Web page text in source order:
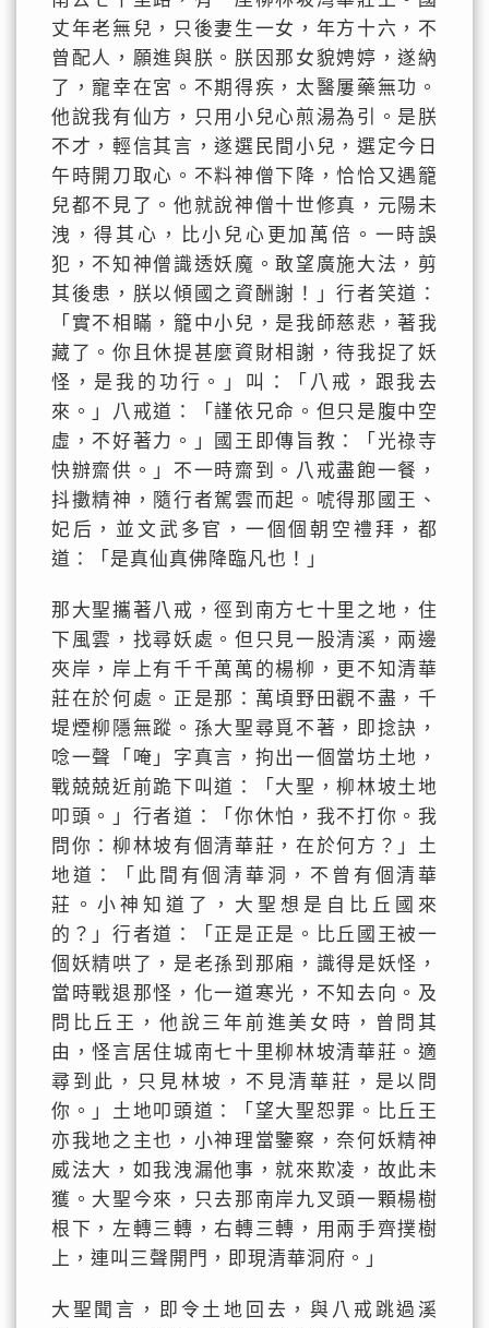
丈年老無兒，只後妻生一女，年方十六，不
曾配人，願進與朕。朕因那女貌娉婷，遂納
了，寵幸在宮。不期得疾，太醫屢藥無功。
他說我有仙方，只用小兒心煎湯為引。是朕
不才，輕信其言，遂選民間小兒，選定今日
午時開刀取心。不料神僧下降，恰恰又遇籠
兒都不見了。他就說神僧十世修真，元陽未
洩，得其心，比小兒心更加萬倍。一時誤
犯，不知神僧識透妖魔。敢望廣施大法，剪
其後患，朕以傾國之資酬謝！」行者笑道：
「實不相瞞，籠中小兒，是我師慈悲，著我
藏了。你且休提甚麼資財相謝，待我捉了妖
怪，是我的功行。」叫：「八戒，跟我去
來。」八戒道：「謹依兄命。但只是腹中空
虛，不好著力。」國王即傳旨教：「光祿寺
快辦齋供。」不一時齋到。八戒盡飽一餐，
抖擻精神，隨行者駕雲而起。唬得那國王、
妃后，並文武多官，一個個朝空禮拜，都
道：「是真仙真佛降臨凡也！」
那大聖攜著八戒，徑到南方七十里之地，住
下風雲，找尋妖處。但只見一股清溪，兩邊
夾岸，岸上有千千萬萬的楊柳，更不知清華
莊在於何處。正是那：萬頃野田觀不盡，千
堤煙柳隱無蹤。孫大聖尋覓不著，即捻訣，
唸一聲「唵」字真言，拘出一個當坊土地，
戰兢兢近前跪下叫道：「大聖，柳林坡土地
叩頭。」行者道：「你休怕，我不打你。我
問你：柳林坡有個清華莊，在於何方？」土
地道：「此間有個清華洞，不曾有個清華
莊。小神知道了，大聖想是自比丘國來
的？」行者道：「正是正是。比丘國王被一
個妖精哄了，是老孫到那廂，識得是妖怪，
當時戰退那怪，化一道寒光，不知去向。及
問比丘王，他說三年前進美女時，曾問其
由，怪言居住城南七十里柳林坡清華莊。適
尋到此，只見林坡，不見清華莊，是以問
你。」土地叩頭道：「望大聖恕罪。比丘王
亦我地之主也，小神理當鑒察，奈何妖精神
威法大，如我洩漏他事，就來欺凌，故此未
獲。大聖今來，只去那南岸九叉頭一顆楊樹
根下，左轉三轉，右轉三轉，用兩手齊撲樹
上，連叫三聲開門，即現清華洞府。」
大聖聞言，即令土地回去，與八戒跳過溪